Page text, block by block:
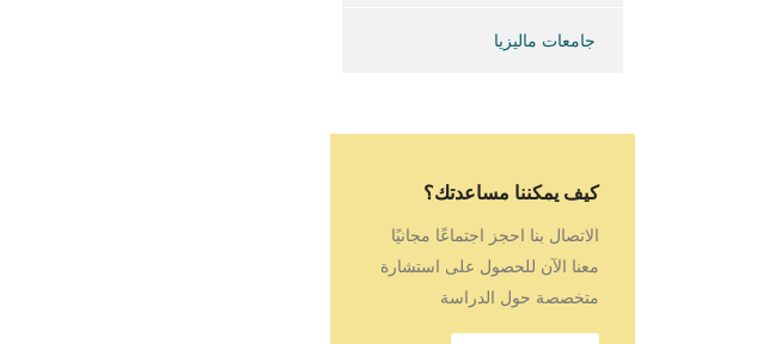
جامعات ماليزيا
كيف يمكننا مساعدتك؟
الاتصال بنا احجز اجتماعًا مجانيًا
معنا الآن للحصول على استشارة
متخصصة حول الدراسة